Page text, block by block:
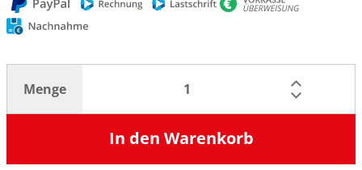
Menge
In den Warenkorb